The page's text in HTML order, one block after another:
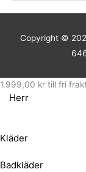
Copyright ©
1.999,00 kr till fri frakt
Herr
Kläder
Badkläder